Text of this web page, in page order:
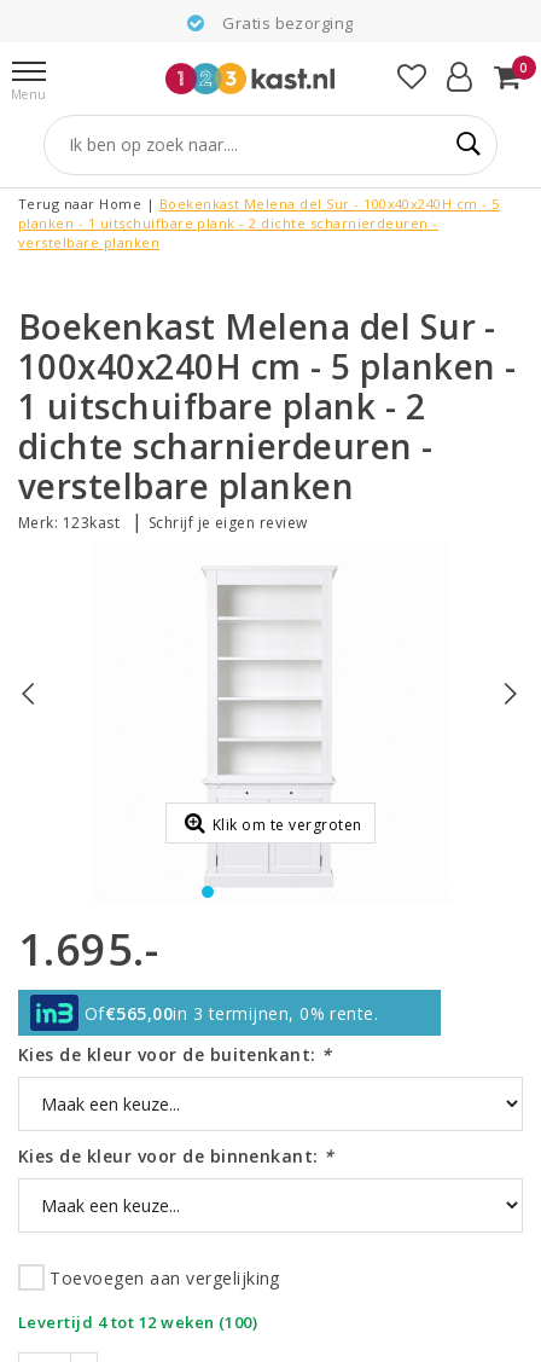
Gratis bezorging
Menu
0
Terug naar Home | Boekenkast Melena del Sur - 100x40x240H cm - 5
planken - 1 uitschuifbare plank - 2 dichte scharnierdeuren -
verstelbare planken
Boekenkast Melena del Sur -
100x40x240H cm - 5 planken -
1 uitschuifbare plank - 2
dichte scharnierdeuren -
verstelbare planken
Merk: 123kast | Schrijf je eigen review
Klik om te vergroten
1.695.-
Of€565,00in 3 termijnen, 0% rente.
Kies de kleur voor de buitenkant: *
Kies de kleur voor de binnenkant: *
Toevoegen aan vergelijking
Levertijd 4 tot 12 weken (100)